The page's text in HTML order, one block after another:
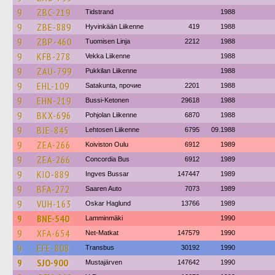
9 ZBC-219 Tidstrand 1988
9 ZBE-889 Hyvinkään Liikenne 419 1988
9 ZBP-460 Tuomisen Linja 2212 1988
9 KFB-278 Vekka Liikenne 1988
9 ZAU-799 Pukkilan Liikenne 1988
9 EHL-109 Satakunta, прочие 2201 1988
9 EHN-219 Bussi-Ketonen 29618 1988
9 BKX-696 Pohjolan Liikenne 6870 1988
9 BJE-845 Lehtosen Liikenne 6795 09.1988
9 ZEA-266 Koiviston Oulu 6912 1989
9 ZEA-266 Concordia Bus 6912 1989
9 KIO-889 Ingves Bussar 147447 1989
9 BFA-272 Saaren Auto 7073 1989
9 VUH-163 Oskar Haglund 13766 1989
9 BNE-540 Lamminmäki 1990
9 XFA-654 Net-Matkat 147579 1990
9 EFE-808 Transbus 30192 1990
9 SJO-900 Mustajärven 147642 1990